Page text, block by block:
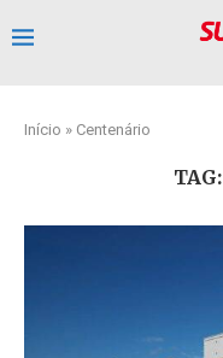
Início » Centenário
TAG: